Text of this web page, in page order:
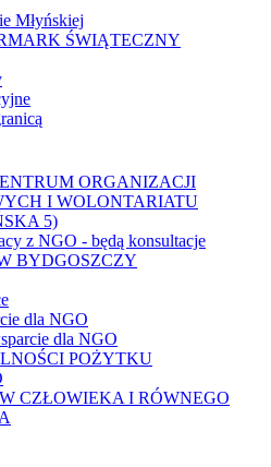
Młyńskiej
ŚWIĄTECZNY
ORGANIZACJI
I WOLONTARIATU
5)
z NGO - będą konsultacje
BYDGOSZCZY
dla NGO
dla NGO
POŻYTKU
CZŁOWIEKA I RÓWNEGO